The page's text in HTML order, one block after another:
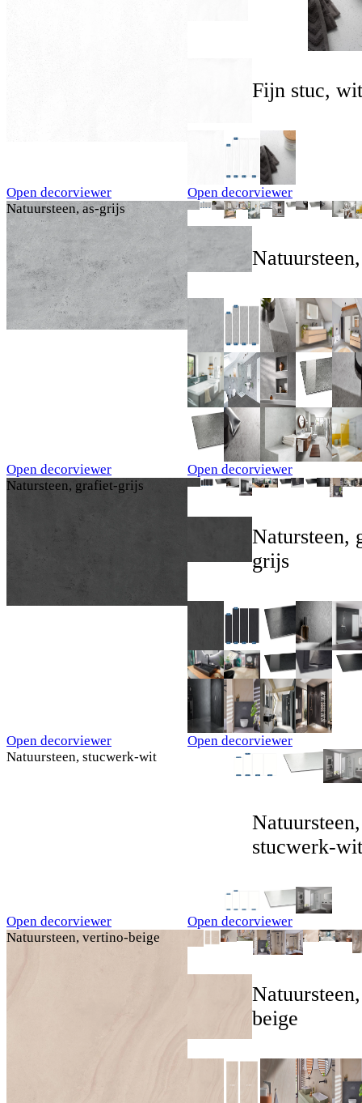
Open decorviewer
Fijn stuc, wit
Open decorviewer
Natuursteen, as-grijs
Open decorviewer
Open decorviewer
Natursteen, grafiet-grijs
Open decorviewer
Natursteen,
grijs
Open decorviewer
Natuursteen, stucwerk-wit
Open decorviewer
Natuursteen,
stucwerk-wit
Open decorviewer
Natuursteen, vertino-beige
beige